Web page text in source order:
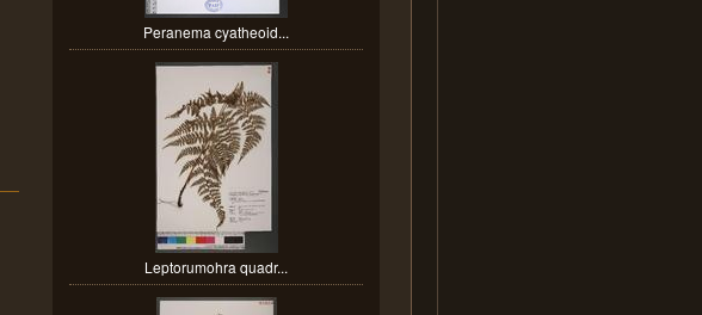
Peranema cyatheoid...
Leptorumohra quadr...